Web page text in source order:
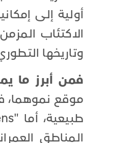
أولية إلى
الاكتئاب
وتاريخها
فمن أبرز ما
موقع نموهما،
المناطق